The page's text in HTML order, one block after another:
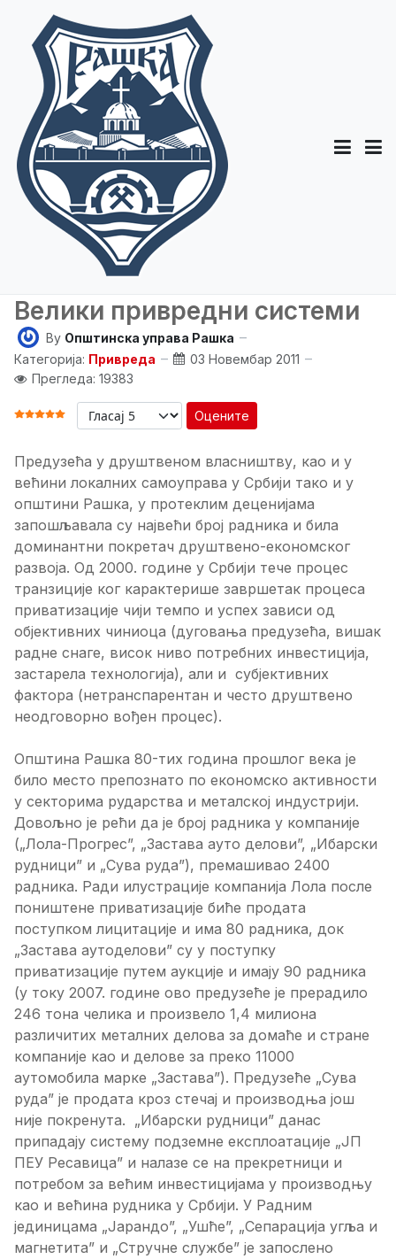
Велики привредни системи
By Општинска управа Рашка
Категорија: Привреда
03 Новембар 2011
Прегледа: 19383
ОЦЕНА КОРИСНИКА: 5
Оцените
Предузећа у друштвеном власништву, као и у
већини локалних самоуправа у Србији тако и у
општини Рашка, у протеклим деценијама
запошљавала су највећи број радника и била
доминантни покретач друштвено-економског
развоја. Од 2000. године у Србији тече процес
транзиције ког карактерише завршетак процеса
приватизације чији темпо и успех зависи од
објективних чиниоца (дуговања предузећа, вишак
радне снаге, висок ниво потребних инвестиција,
застарела технологија), али и субјективних
фактора (нетранспарентан и често друштвено
неодговорно вођен процес).
Општина Рашка 80-тих година прошлог века је
било место препознато по економско активности
у секторима рударства и металској индустрији.
Довољно је рећи да је број радника у компаније
(„Лола-Прогрес”, „Застава ауто делови”, „Ибарски
рудници” и „Сува руда”), премашивао 2400
радника. Ради илустрације компанија Лола после
поништене приватизације биће продата
поступком лицитације и има 80 радника, док
„Застава аутоделови” су у поступку
приватизације путем аукције и имају 90 радника
(у току 2007. године ово предузеће је прерадило
246 тона челика и произвело 1,4 милиона
различитих металних делова за домаће и стране
компаније као и делове за преко 11000
аутомобила марке „Застава”). Предузеће „Сува
руда” је продата кроз стечај и производња још
није покренута. „Ибарски рудници” данас
припадају систему подземне експлоатације „ЈП
ПЕУ Ресавица” и налазе се на прекретници и
потребом за већим инвестицијама у производњу
као и већина рудника у Србији. У Радним
јединицама „Јарандо”, „Ушће”, „Сепарација угља и
магнетита” и „Стручне службе” је запослено